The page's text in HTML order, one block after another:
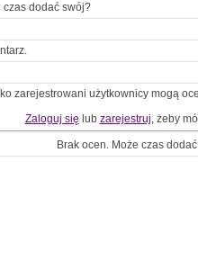
czas dodać swój?
zarejestrowani użytkownicy mogą
Zaloguj się lub zarejestruj, żeby
Brak ocen. Może czas